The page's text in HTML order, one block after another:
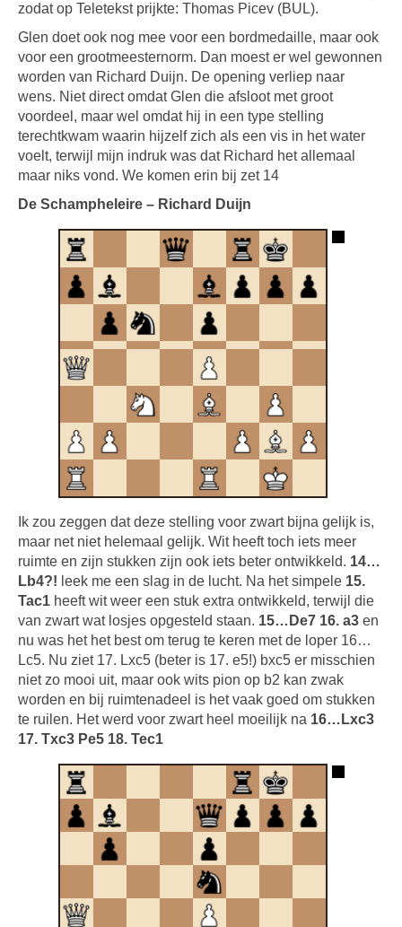
zodat op Teletekst prijkte: Thomas Picev (BUL).
Glen doet ook nog mee voor een bordmedaille, maar ook
voor een grootmeesternorm. Dan moest er wel gewonnen
worden van Richard Duijn. De opening verliep naar
wens. Niet direct omdat Glen die afsloot met groot
voordeel, maar wel omdat hij in een type stelling
terechtkwam waarin hijzelf zich als een vis in het water
voelt, terwijl mijn indruk was dat Richard het allemaal
maar niks vond. We komen erin bij zet 14
De Schampheleire – Richard Duijn
Ik zou zeggen dat deze stelling voor zwart bijna gelijk is,
maar net niet helemaal gelijk. Wit heeft toch iets meer
ruimte en zijn stukken zijn ook iets beter ontwikkeld. 14…
Lb4?! leek me een slag in de lucht. Na het simpele 15.
Tac1 heeft wit weer een stuk extra ontwikkeld, terwijl die
van zwart wat losjes opgesteld staan. 15…De7 16. a3 en
nu was het het best om terug te keren met de loper 16…
Lc5. Nu ziet 17. Lxc5 (beter is 17. e5!) bxc5 er misschien
niet zo mooi uit, maar ook wits pion op b2 kan zwak
worden en bij ruimtenadeel is het vaak goed om stukken
te ruilen. Het werd voor zwart heel moeilijk na 16…Lxc3
17. Txc3 Pe5 18. Tec1